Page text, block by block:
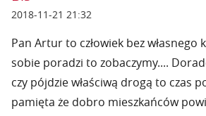
2018-11-21 21:32
Pan Artur to człowiek bez własnego
sobie poradzi to zobaczymy....
czy pójdzie właściwą drogą to czas
pamięta że dobro mieszkańców